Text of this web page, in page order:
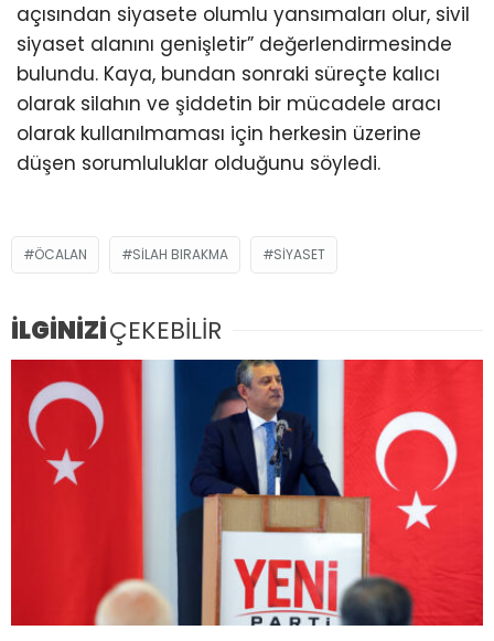
açısından siyasete olumlu yansımaları olur, sivil
siyaset alanını genişletir” değerlendirmesinde
bulundu. Kaya, bundan sonraki süreçte kalıcı
olarak silahın ve şiddetin bir mücadele aracı
olarak kullanılmaması için herkesin üzerine
düşen sorumluluklar olduğunu söyledi.
ÖCALAN SILAH BIRAKMA SIYASET
İLGİNİZİÇEKEBİLİR